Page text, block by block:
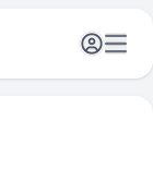
Открыть